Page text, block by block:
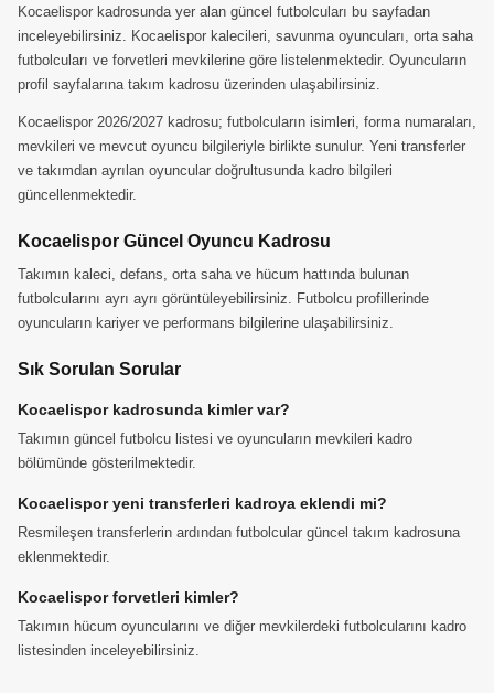
Kocaelispor kadrosunda yer alan güncel futbolcuları bu sayfadan
inceleyebilirsiniz. Kocaelispor kalecileri, savunma oyuncuları, orta saha
futbolcuları ve forvetleri mevkilerine göre listelenmektedir. Oyuncuların
profil sayfalarına takım kadrosu üzerinden ulaşabilirsiniz.
Kocaelispor 2026/2027 kadrosu; futbolcuların isimleri, forma numaraları,
mevkileri ve mevcut oyuncu bilgileriyle birlikte sunulur. Yeni transferler
ve takımdan ayrılan oyuncular doğrultusunda kadro bilgileri
güncellenmektedir.
Kocaelispor Güncel Oyuncu Kadrosu
Takımın kaleci, defans, orta saha ve hücum hattında bulunan
futbolcularını ayrı ayrı görüntüleyebilirsiniz. Futbolcu profillerinde
oyuncuların kariyer ve performans bilgilerine ulaşabilirsiniz.
Sık Sorulan Sorular
Kocaelispor kadrosunda kimler var?
Takımın güncel futbolcu listesi ve oyuncuların mevkileri kadro
bölümünde gösterilmektedir.
Kocaelispor yeni transferleri kadroya eklendi mi?
Resmileşen transferlerin ardından futbolcular güncel takım kadrosuna
eklenmektedir.
Kocaelispor forvetleri kimler?
Takımın hücum oyuncularını ve diğer mevkilerdeki futbolcularını kadro
listesinden inceleyebilirsiniz.